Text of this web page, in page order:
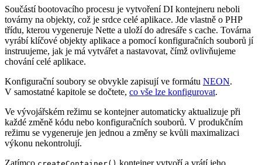
Součástí bootovacího procesu je vytvoření DI kontejneru neboli
továrny na objekty, což je srdce celé aplikace. Jde vlastně o PHP
třídu, kterou vygeneruje Nette a uloží do adresáře s cache. Továrna
vyrábí klíčové objekty aplikace a pomocí konfiguračních souborů jí
instruujeme, jak je má vytvářet a nastavovat, čímž ovlivňujeme
chování celé aplikace.
Konfigurační soubory se obvykle zapisují ve formátu NEON.
V samostatné kapitole se dočtete, co vše lze konfigurovat.
Ve vývojářském režimu se kontejner automaticky aktualizuje při
každé změně kódu nebo konfiguračních souborů. V produkčním
režimu se vygeneruje jen jednou a změny se kvůli maximalizaci
výkonu nekontrolují.
Zatímco createContainer() kontejner vytvoří a vrátí jeho